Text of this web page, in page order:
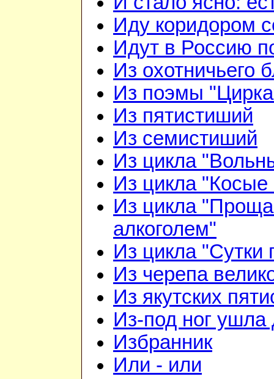
Иду коридором
Идут в Россию
Из охотничьего
Из поэмы
Из пятистиший
Из семистиший
Из цикла
Из цикла "Косые
Из цикла
алкоголем"
Из цикла "Сутки
Из черепа
Из якутских
Из-под ног ушла
Избранник
Или - или